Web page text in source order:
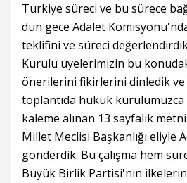
Türkiye süreci ve bu sürece
dün gece Adalet
teklifini ve süreci
Kurulu üyelerimizin bu
önerilerini fikirlerini dinledik ve
toplantıda hukuk kurulumuzca
kaleme alınan 13 sayfalık
Millet Meclisi Başkanlığı eliyle
gönderdik. Bu çalışma hem
Büyük Birlik Partisi'nin